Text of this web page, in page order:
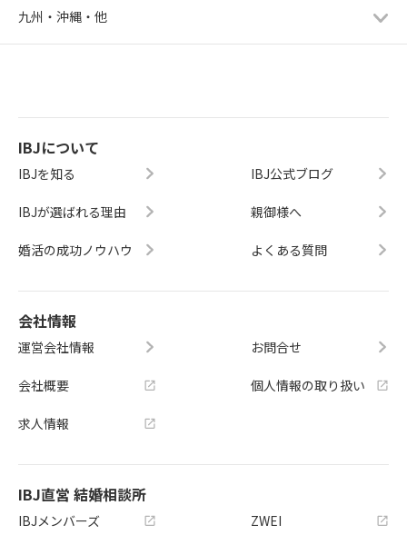
九州・沖縄・他
IBJについて
IBJを知る
IBJが選ばれる理由
婚活の成功ノウハウ
IBJ公式ブログ
親御様へ
よくある質問
会社情報
運営会社情報
会社概要
求人情報
お問合せ
個人情報の取り扱い
IBJ直営 結婚相談所
IBJメンバーズ ZWEI